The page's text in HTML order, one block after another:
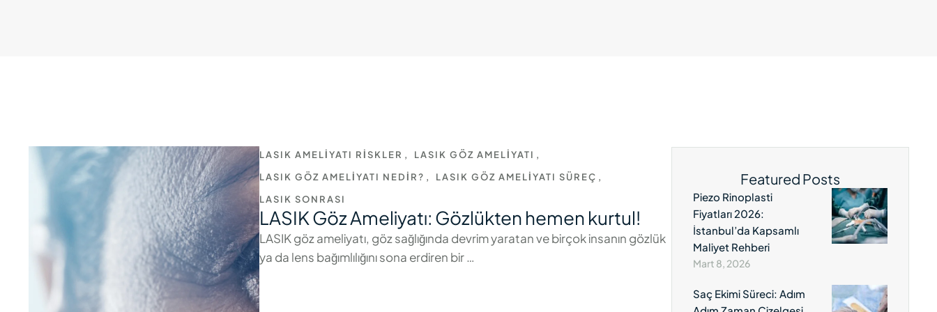
LASIK AMELIYATI RISKLER , LASIK GÖZ AMELIYATI ,
LASIK GÖZ AMELIYATI NEDIR? , LASIK GÖZ AMELIYATI SÜREÇ ,
LASIK SONRASI
LASIK Göz Ameliyatı: Gözlükten hemen kurtul!
LASIK göz ameliyatı, göz sağlığında devrim yaratan ve birçok insanın gözlük
ya da lens bağımlılığını sona erdiren bir …
Featured Posts
Piezo Rinoplasti
Fiyatları 2026:
İstanbul’da Kapsamlı
Maliyet Rehberi
Mart 8, 2026
Saç Ekimi Süreci: Adım